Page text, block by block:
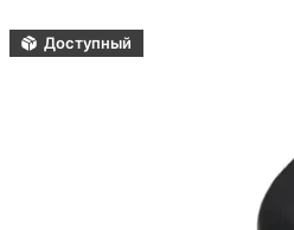
Доступный